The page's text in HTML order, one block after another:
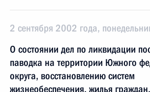
2 сентября 2002 года,
О состоянии дел по ликвидации
паводка на территории Южного
округа, восстановлению систем
жизнеобеспечения, жилья